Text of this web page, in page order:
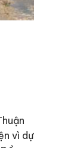
vì dự